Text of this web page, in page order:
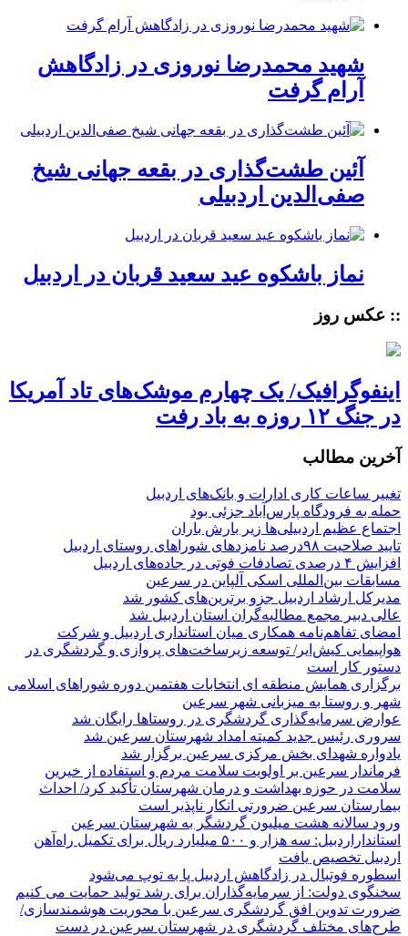
شهید محمدرضا نوروزی در زادگاهش
آرام گرفت
آئین طشت‌گذاری در بقعه جهانی شیخ
صفی‌الدین اردبیلی
نماز باشکوه عید سعید قربان در اردبیل
:: عکس روز
اینفوگرافیک/ یک چهارم موشک‌های تاد آمریکا
در جنگ ۱۲ روزه به باد رفت
آخرین مطالب
تغییر ساعات کاری ادارات و بانک‌های اردبیل
حمله به فرودگاه پارس‌‌آباد جزئی بود
اجتماع عظیم اردبیلی‌ها زیر بارش باران
تایید صلاحیت ۹۸درصد نامزدهای شوراهای روستای اردبیل
افزایش ۴ درصدی تصادفات فوتی در جاده‌های اردبیل
مسابقات بین‌المللی اسکی آلپاین در سرعین
مدیرکل ارشاد اردبیل جزو برترین‌های کشور شد
عالی دبیر مجمع مطالبه‌گران استان اردبیل شد
امضای تفاهم‌نامه همکاری میان استانداری اردبیل و شرکت
هواپیمایی کیش‌ایر/ توسعه زیرساخت‌های پروازی و گردشگری در
دستور کار است
برگزاری همایش منطقه ای انتخابات هفتمین دوره شوراهای اسلامی
شهر و روستا به میزبانی شهر سرعین
عوارض سرمایه‌گذاری گردشگری در روستاها رایگان شد
سروری رئیس جدید کمیته امداد شهرستان سرعین شد
یادواره شهدای بخش مرکزی سرعین برگزار شد
فرماندار سرعین بر اولویت سلامت مردم و استفاده از خیرین
سلامت در حوزه بهداشت و درمان شهرستان تأکید کرد/ احداث
بیمارستان سرعین ضرورتی انکار ناپذیر است
ورود سالانه هشت میلیون گردشگر به شهرستان سرعین
استانداراردبیل: سه هزار و ۵۰۰ میلیارد ریال برای تکمیل راه‌آهن
اردبیل تخصیص یافت
اسطوره فوتبال در زادگاهش اردبیل پا به توپ می‌شود
سخنگوی دولت: از سرمایه‌گذاران برای رشد تولید حمایت می کنیم
ضرورت تدوین افق گردشگری سرعین با محوریت هوشمندسازی/
طرح‌های مختلف گردشگری در شهرستان سرعین در دست